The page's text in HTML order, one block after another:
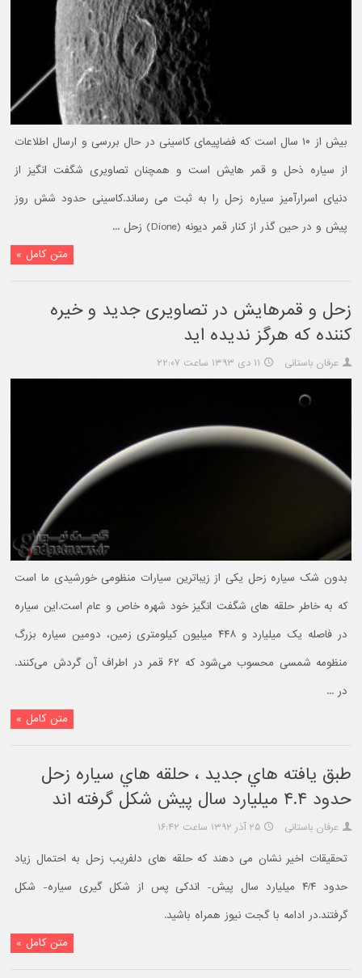
بیش از ۱۰ سال است که فضاپیمای کاسینی در حال بررسی و ارسال اطلاعات
از سیاره ذحل و قمر هایش است و همچنان تصاویری شگفت انگیز از
دنیای اسرارآمیز سیاره زحل را به ثبت می رساند.کاسینی حدود شش روز
پیش و در حین گذر از کنار قمر دیونه (Dione) زحل ...
متن کامل »
زحل و قمرهایش در تصاویری جدید و خیره
کننده که هرگز ندیده اید
عرفان باستانی ۱۱ دی ۱۳۹۳ ساعت ۲۲:۰۷
بدون شک سیاره زحل یکی از زیباترین سیارات منظومی خورشیدی ما است
که به خاطر حلقه های شگفت انگیز خود شهره خاص و عام است.این سیاره
در فاصله یک میلیارد و ۴۴۸ میلیون کیلومتری زمین، دومین سیاره بزرگ
منظومه شمسی محسوب می‌شود که ۶۲ قمر در اطراف آن گردش می‌کنند.
در ...
متن کامل »
طبق يافته هاي جديد ، حلقه هاي سياره زحل
حدود ۴.۴ ميليارد سال پيش شکل گرفته اند
عرفان باستانی ۲۵ آذر ۱۳۹۲ ساعت ۱۶:۴۲
تحقیقات اخیر نشان می دهند که حلقه های دلفریب زحل به احتمال زیاد
حدود ۴/۴ میلیارد سال پیش- اندکی پس از شکل گیری سیاره- شکل
گرفتند.در ادامه با گجت نيوز همراه باشيد.
متن کامل »